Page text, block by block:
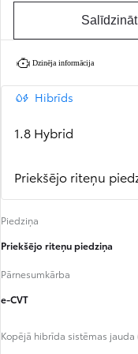
Salīdzināt
Dzinēja informācija
Hibrīds
1.8 Hybrid
Priekšējo riteņu
Piedziņa
Priekšējo riteņu piedziņa
Pārnesumkārba
e-CVT
Kopējā hibrīda sistēmas jauda